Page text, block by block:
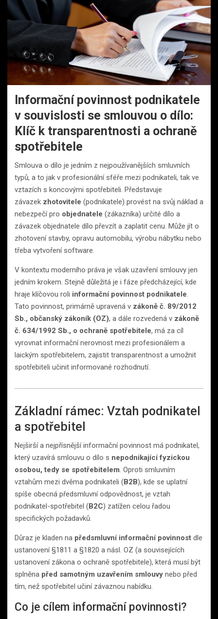
Informační povinnost podnikatele
v souvislosti se smlouvou o dílo:
Klíč k transparentnosti a ochraně
spotřebitele
Smlouva o dílo je jedním z nejpoužívanějších smluvních
typů, a to jak v profesionální sféře mezi podnikateli, tak ve
vztazích s koncovými spotřebiteli. Představuje
závazek zhotovitele (podnikatele) provést na svůj náklad a
nebezpečí pro objednatele (zákazníka) určité dílo a
závazek objednatele dílo převzít a zaplatit cenu. Může jít o
zhotovení stavby, opravu automobilu, výrobu nábytku nebo
třeba vytvoření software.
V kontextu moderního práva je však uzavření smlouvy jen
jedním krokem. Stejně důležitá je i fáze předcházející, kde
hraje klíčovou roli informační povinnost podnikatele.
Tato povinnost, primárně upravená v zákoně č. 89/2012
Sb., občanský zákoník (OZ), a dále rozvedená v zákoně
č. 634/1992 Sb., o ochraně spotřebitele, má za cíl
vyrovnat informační nerovnost mezi profesionálem a
laickým spotřebitelem, zajistit transparentnost a umožnit
spotřebiteli učinit informované rozhodnutí.
Základní rámec: Vztah podnikatel
a spotřebitel
Nejširší a nejpřísnější informační povinnost má podnikatel,
který uzavírá smlouvu o dílo s nepodnikající fyzickou
osobou, tedy se spotřebitelem. Oproti smluvním
vztahům mezi dvěma podnikateli (B2B), kde se uplatní
spíše obecná předsmluvní odpovědnost, je vztah
podnikatel-spotřebitel (B2C) zatížen celou řadou
specifických požadavků.
Důraz je kladen na předsmluvní informační povinnost dle
ustanovení §1811 a §1820 a násl. OZ (a souvisejících
ustanovení zákona o ochraně spotřebitele), která musí být
splněna před samotným uzavřením smlouvy nebo před
tím, než spotřebitel učiní závaznou nabídku.
Co je cílem informační povinnosti?